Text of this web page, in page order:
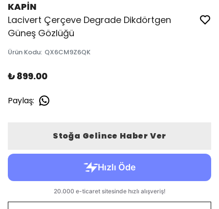
KAPİN
Lacivert Çerçeve Degrade Dikdörtgen
Güneş Gözlüğü
Ürün Kodu: QX6CM9Z6QK
₺ 899.00
Paylaş:
Stoğa Gelince Haber Ver